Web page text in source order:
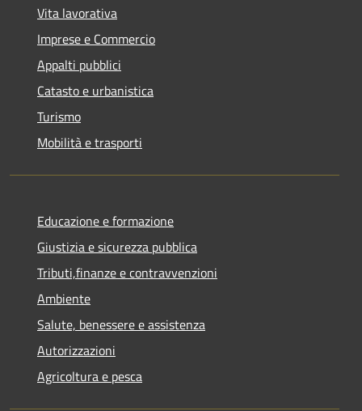
Vita lavorativa
Imprese e Commercio
Appalti pubblici
Catasto e urbanistica
Turismo
Mobilità e trasporti
Educazione e formazione
Giustizia e sicurezza pubblica
Tributi,finanze e contravvenzioni
Ambiente
Salute, benessere e assistenza
Autorizzazioni
Agricoltura e pesca